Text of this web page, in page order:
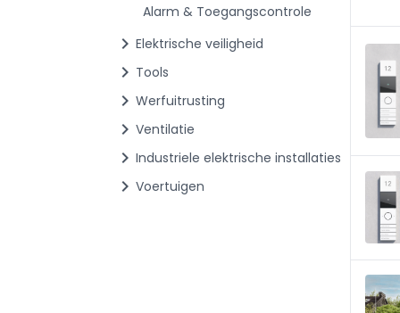
Alarm & Toegangscontrole
chevron_right Elektrische veiligheid
chevron_right Tools
chevron_right Werfuitrusting
chevron_right Ventilatie
chevron_right Industriele elektrische installaties
chevron_right Voertuigen